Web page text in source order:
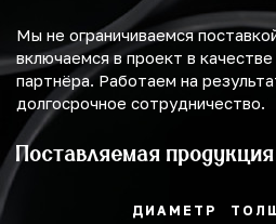
Мы не ограничиваемся
включаемся в проект в
партнёра. Работаем на
долгосрочное сотрудничество.
Поставляемая продукция
ДИАМЕТР